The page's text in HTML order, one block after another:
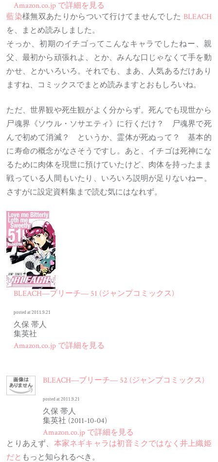
Amazon.co.jp で詳細を見る
藍染様無双あたりからついて行けてませんでした BLEACH
を、まとめ読みしました。
そっか、初期のイチゴってこんなキャラでしたねー、親
父、最初から頑張れよ、とか、みんな口じゃなくて手を動
かせ、とかいろいろ。それでも、まあ、人気あるだけあり
ますね、コミックスでまとめ読みますとおもしろいね。
ただ、世界観や死生観がよく分からず。死んでも現世から
尸魂界《ソウル・ソサエティ》に行くだけ？ 尸魂界で死
んで初めて消滅？ というか、霊体が死ぬって？ 基本的
に寿命の概念がなさそうですし。あと、イチゴは死神にな
るために肉体を現世に預けていたけど、肉体を持ったまま
戦っている人間もいたり、いろいろ説明が足りないねー。
さすがに設定資料集まで読む気にはなれず。
BLEACH―ブリーチ― 51 (ジャンプコミックス)
posted at 2011.9.21
久保 帯人
集英社
Amazon.co.jp で詳細を見る
BLEACH―ブリーチ― 52 (ジャンプコミックス)
posted at 2011.9.21
久保 帯人
集英社 (2011-10-04)
Amazon.co.jp で詳細を見る
とりあえず、 本家ネギキャラは初音ミクではなく井上織姫
だと もっと知られるべき。